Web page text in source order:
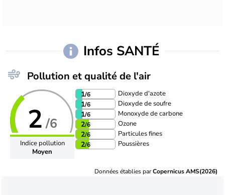
Infos SANTÉ
Pollution et qualité de l'air
2 /6
Indice pollution
Moyen
1/6 Dioxyde d'azote
1/6 Dioxyde de soufre
1/6 Monoxyde de carbone
2/6 Ozone
2/6 Particules fines
2/6 Poussières
Données établies parCopernicus AMS(2026)